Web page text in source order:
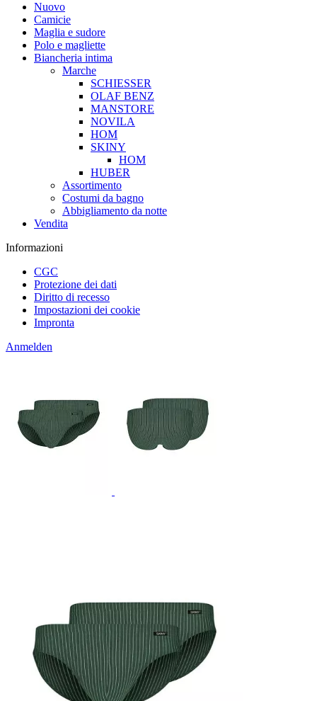
Nuovo
Camicie
Maglia e sudore
Polo e magliette
Biancheria intima
Marche
SCHIESSER
OLAF BENZ
MANSTORE
NOVILA
HOM
SKINY
HOM
HUBER
Assortimento
Costumi da bagno
Abbigliamento da notte
Vendita
Informazioni
CGC
Protezione dei dati
Diritto di recesso
Impostazioni dei cookie
Impronta
Anmelden